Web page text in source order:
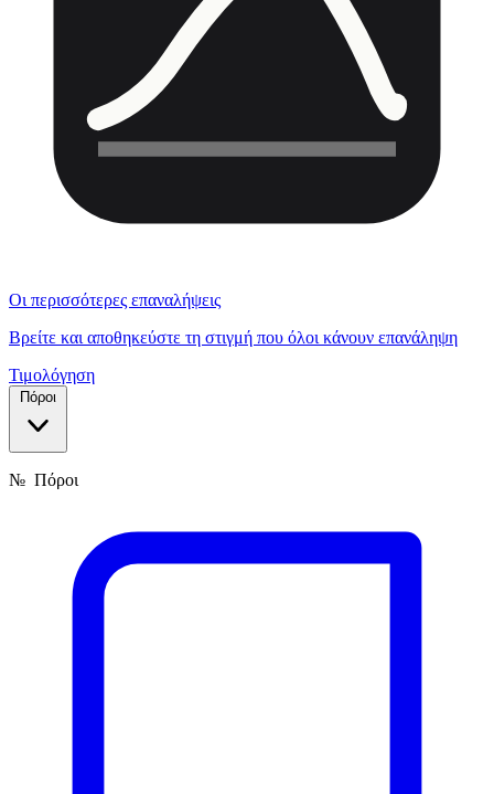
Οι περισσότερες επαναλήψεις
Βρείτε και αποθηκεύστε τη στιγμή που όλοι κάνουν επανάληψη
Τιμολόγηση
Πόροι
№ Πόροι